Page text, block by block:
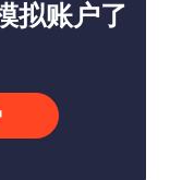
拟账户了